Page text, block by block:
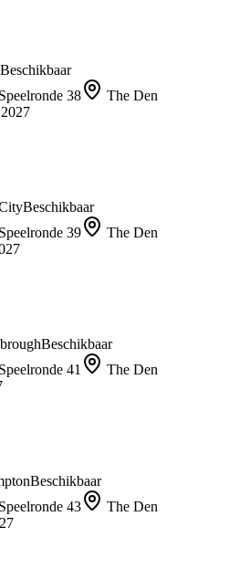
Beschikbaar
Speelronde 38
The Den
Beschikbaar
Speelronde 39
The Den
Beschikbaar
Speelronde 41
The Den
Beschikbaar
Speelronde 43
The Den